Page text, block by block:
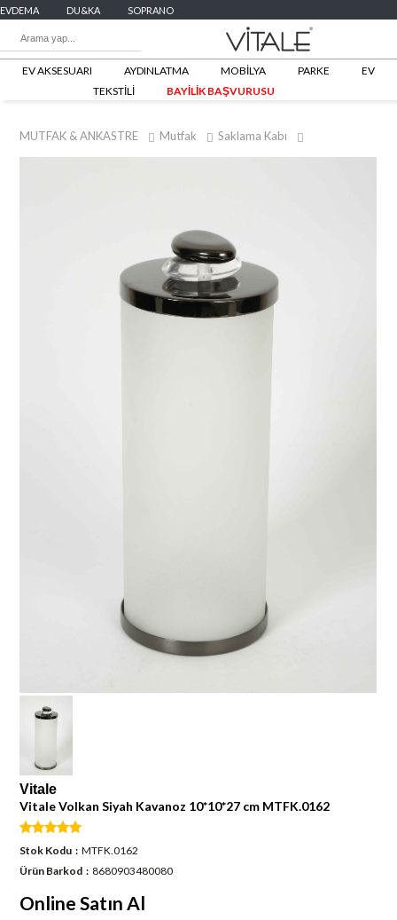
EVDEMA DU&KA SOPRANO
EV AKSESUARI AYDINLATMA MOBİLYA PARKE
EV
TEKSTİLİ
BAYİLİK BAŞVURUSU
MUTFAK & ANKASTRE Mutfak Saklama Kabı
Vitale
Vitale Volkan Siyah Kavanoz 10*10*27 cm MTFK.0162
Stok Kodu
MTFK.0162
Ürün Barkod
8680903480080
Online Satın Al